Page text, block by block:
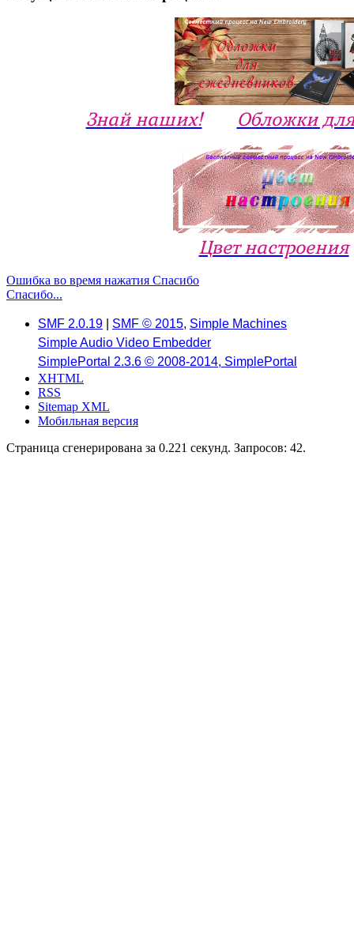
Знай наших! Обложки
Цвет настроения
Ошибка во время нажатия Спасибо
Спасибо...
SMF 2.0.19 SMF © 2015, Simple Machines
Simple Audio Video Embedder
SimplePortal 2.3.6 © 2008-2014, SimplePortal
XHTML
RSS
Sitemap XML
Мобильная версия
Страница сгенерирована за 0.221 секунд. Запросов: 42.